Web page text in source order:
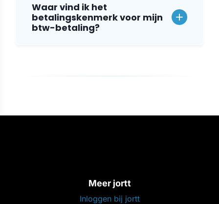
Waar vind ik het
betalingskenmerk voor mijn
btw-betaling?
Meer jortt
Inloggen bij jortt